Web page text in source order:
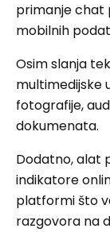
primanje chat
mobilnih
Osim slanja
multimedijske
fotografije,
dokumenata.
Dodatno, alat
indikatore
platformi što
razgovora na